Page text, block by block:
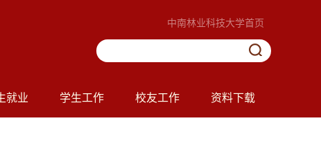
中南林业科技大学首页
就业 学生工作 校友工作 资料下载